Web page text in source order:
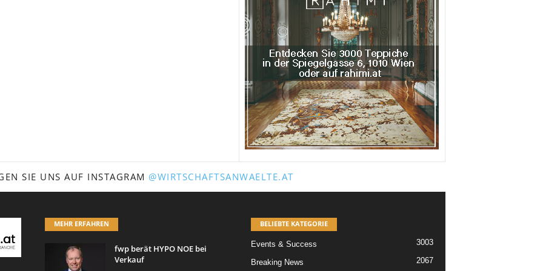
SIE UNS AUF INSTAGRAM @WIRTSCHAFTSANWAELTE.AT
MEHR ERFAHREN
fwp berät HYPO NOE bei
Verkauf
BELIEBTE KATEGORIE
Events & Success 3003
Breaking News 2067